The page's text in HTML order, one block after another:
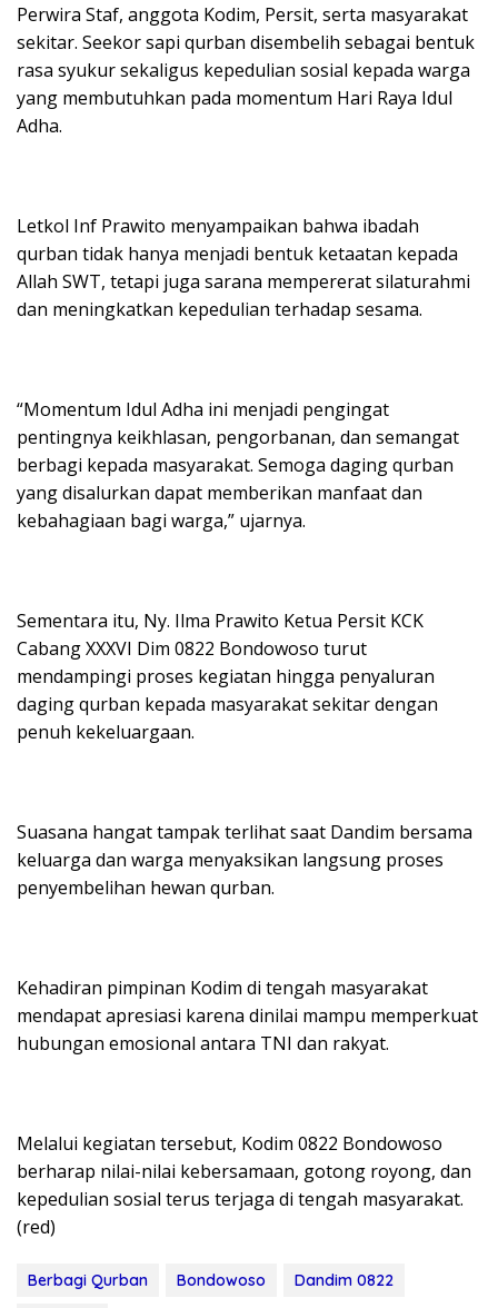
Perwira Staf, anggota Kodim, Persit, serta masyarakat
sekitar. Seekor sapi qurban disembelih sebagai bentuk
rasa syukur sekaligus kepedulian sosial kepada warga
yang membutuhkan pada momentum Hari Raya Idul
Adha.
Letkol Inf Prawito menyampaikan bahwa ibadah
qurban tidak hanya menjadi bentuk ketaatan kepada
Allah SWT, tetapi juga sarana mempererat silaturahmi
dan meningkatkan kepedulian terhadap sesama.
“Momentum Idul Adha ini menjadi pengingat
pentingnya keikhlasan, pengorbanan, dan semangat
berbagi kepada masyarakat. Semoga daging qurban
yang disalurkan dapat memberikan manfaat dan
kebahagiaan bagi warga,” ujarnya.
Sementara itu, Ny. Ilma Prawito Ketua Persit KCK
Cabang XXXVI Dim 0822 Bondowoso turut
mendampingi proses kegiatan hingga penyaluran
daging qurban kepada masyarakat sekitar dengan
penuh kekeluargaan.
Suasana hangat tampak terlihat saat Dandim bersama
keluarga dan warga menyaksikan langsung proses
penyembelihan hewan qurban.
Kehadiran pimpinan Kodim di tengah masyarakat
mendapat apresiasi karena dinilai mampu memperkuat
hubungan emosional antara TNI dan rakyat.
Melalui kegiatan tersebut, Kodim 0822 Bondowoso
berharap nilai-nilai kebersamaan, gotong royong, dan
kepedulian sosial terus terjaga di tengah masyarakat.
(red)
Berbagi Qurban Bondowoso
Dandim 0822